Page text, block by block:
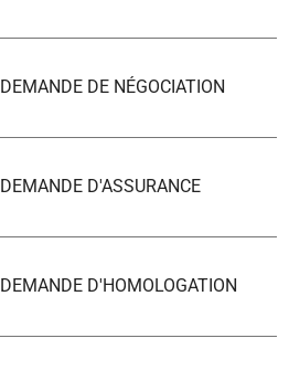
DEMANDE DE NÉGOCIATION
DEMANDE D'ASSURANCE
DEMANDE D'HOMOLOGATION